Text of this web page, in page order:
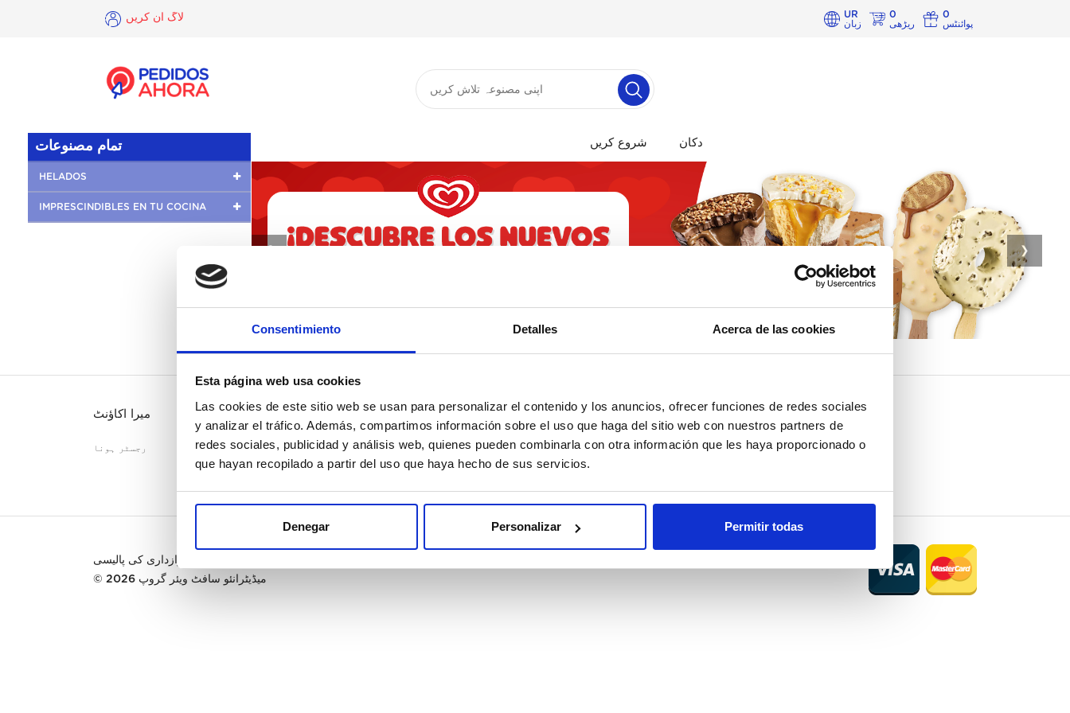
Consentimiento Detalles Acerca de las cookies
Esta página web usa cookies
Las cookies de este sitio web se usan para personalizar el contenido y los anuncios, ofrecer funciones de redes sociales
y analizar el tráfico. Además, compartimos información sobre el uso que haga del sitio web con nuestros partners de
redes sociales, publicidad y análisis web, quienes pueden combinarla con otra información que les haya proporcionado o
que hayan recopilado a partir del uso que haya hecho de sus servicios.
Denegar Personalizar Permitir todas
لاگ ان کریں
UR
زبان
0
ریڑھی
0
پوائنٹس
تمام مصنوعات
HELADOS
IMPRESCINDIBLES EN TU COCINA
شروع کریں دکان
❯
اس زمرہ میں مصنوعات نہیں ہیں
میرا اکاؤنٹ
رجسٹر ہونا
صارف خدمات
رابطہ
رازداری کی پالیسی
© 2026 میڈیٹرانئو سافٹ ویئر گروپ